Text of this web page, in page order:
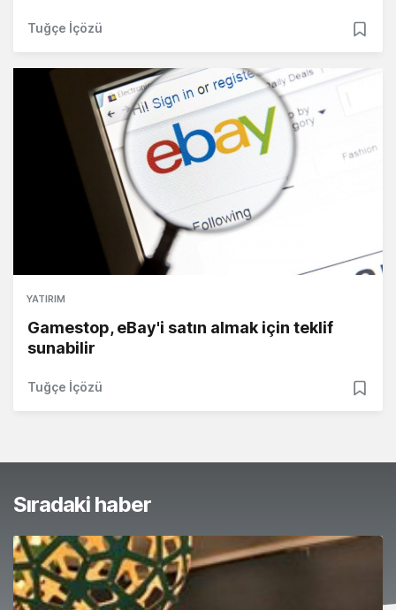
Tuğçe İçözü
YATIRIM
Gamestop, eBay'i satın almak için teklif
sunabilir
Tuğçe İçözü
Sıradaki haber